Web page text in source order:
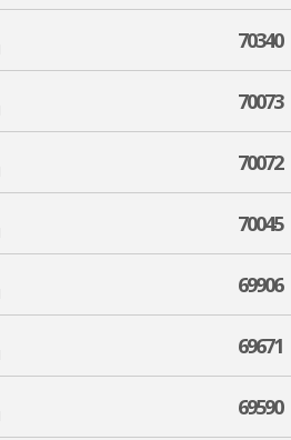
70340
70073
70072
70045
69906
69671
69590